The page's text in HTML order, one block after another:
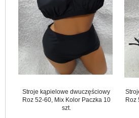
Stroje kąpielowe dwuczęściowy
Roz 52-60, Mix Kolor Paczka 10
szt.
Roz